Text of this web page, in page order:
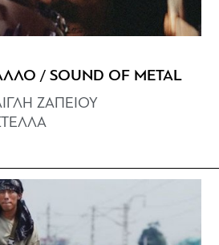
/ SOUND OF METAL
ΖΑΠΕΙΟΥ